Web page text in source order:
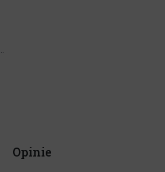
Opinie